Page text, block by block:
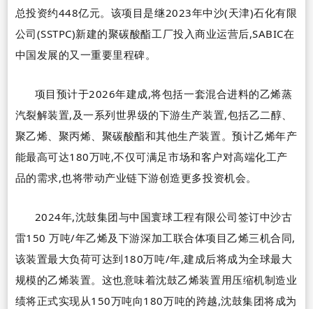
总投资约448亿元。该项目是继2023年中沙(天津)石化有限
公司(SSTPC)新建的聚碳酸酯工厂投入商业运营后,SABIC在
中国发展的又一重要里程碑。
项目预计于2026年建成,将包括一套混合进料的乙烯蒸
汽裂解装置,及一系列世界级的下游生产装置,包括乙二醇、
聚乙烯、聚丙烯、聚碳酸酯和其他生产装置。预计乙烯年产
能最高可达180万吨,不仅可满足市场和客户对高端化工产
品的需求,也将带动产业链下游创造更多投资机会。
2024年,沈鼓集团与中国寰球工程有限公司签订中沙古
雷150万吨/年乙烯及下游深加工联合体项目乙烯三机合同,
该装置最大负荷可达到180万吨/年,建成后将成为全球最大
规模的乙烯装置。这也意味着沈鼓乙烯装置用压缩机制造业
绩将正式实现从150万吨向180万吨的跨越,沈鼓集团将成为